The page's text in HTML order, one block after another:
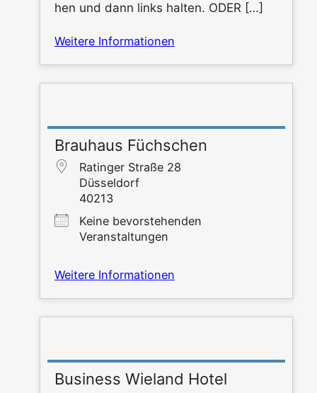
hen und dann links hal­ten. ODER […]
Wei­te­re Informationen
Brauhaus Füchschen
Ratin­ger Stra­ße 28
Düs­sel­dorf
40213
Kei­ne bevor­ste­hen­den
Veranstaltungen
Wei­te­re Informationen
Business Wieland Hotel